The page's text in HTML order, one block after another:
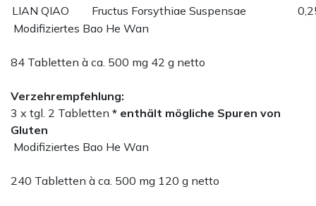
LIAN QIAO
Fructus Forsythiae Suspensae
Modifiziertes Bao He Wan
84 Tabletten à ca. 500 mg 42 g netto
Verzehrempfehlung:
3 x tgl. 2 Tabletten * enthält mögliche Spuren von
Gluten
Modifiziertes Bao He Wan
240 Tabletten à ca. 500 mg 120 g netto